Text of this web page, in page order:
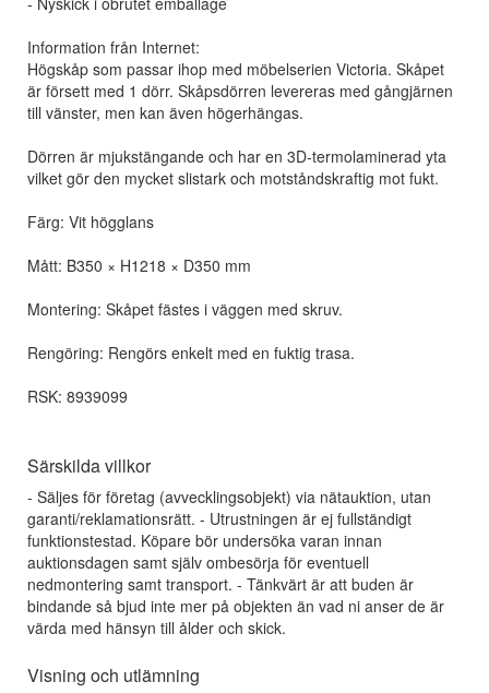
Information från Internet:
Högskåp som passar ihop med möbelserien Victoria. Skåpet
är försett med 1 dörr. Skåpsdörren levereras med gångjärnen
till vänster, men kan även högerhängas.
Dörren är mjukstängande och har en 3D-termolaminerad yta
vilket gör den mycket slistark och motståndskraftig mot fukt.
Färg: Vit högglans
Mått: B350 × H1218 × D350 mm
Montering: Skåpet fästes i väggen med skruv.
Rengöring: Rengörs enkelt med en fuktig trasa.
RSK: 8939099
Särskilda villkor
- Säljes för företag (avvecklingsobjekt) via nätauktion, utan
garanti/reklamationsrätt. - Utrustningen är ej fullständigt
funktionstestad. Köpare bör undersöka varan innan
auktionsdagen samt själv ombesörja för eventuell
nedmontering samt transport. - Tänkvärt är att buden är
bindande så bjud inte mer på objekten än vad ni anser de är
värda med hänsyn till ålder och skick.
Visning och utlämning